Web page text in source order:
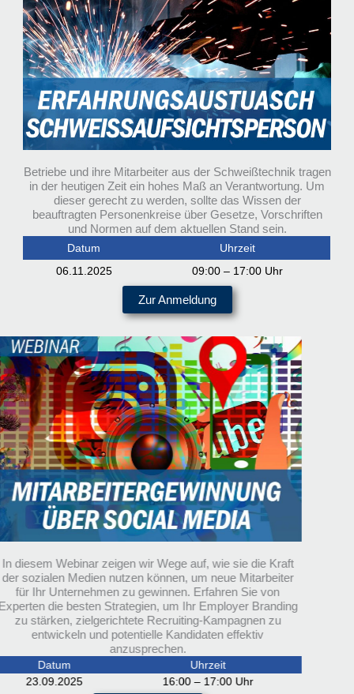
Betriebe und ihre Mitarbeiter aus der Schweißtechnik tragen
in der heutigen Zeit ein hohes Maß an Verantwortung. Um
dieser gerecht zu werden, sollte das Wissen der
beauftragten Personenkreise über Gesetze, Vorschriften
und Normen auf dem aktuellen Stand sein.
Datum
Uhrzeit
06.11.2025
09:00 – 17:00 Uhr
Zur Anmeldung
In diesem Webinar zeigen wir Wege auf, wie sie die Kraft
der sozialen Medien nutzen können, um neue Mitarbeiter
für Ihr Unternehmen zu gewinnen. Erfahren Sie von
die besten Strategien, um Ihr Employer Branding
zu stärken, zielgerichtete Recruiting-Kampagnen zu
entwickeln und potentielle Kandidaten effektiv
anzusprechen.
Datum
Uhrzeit
23.09.2025
16:00 – 17:00 Uhr